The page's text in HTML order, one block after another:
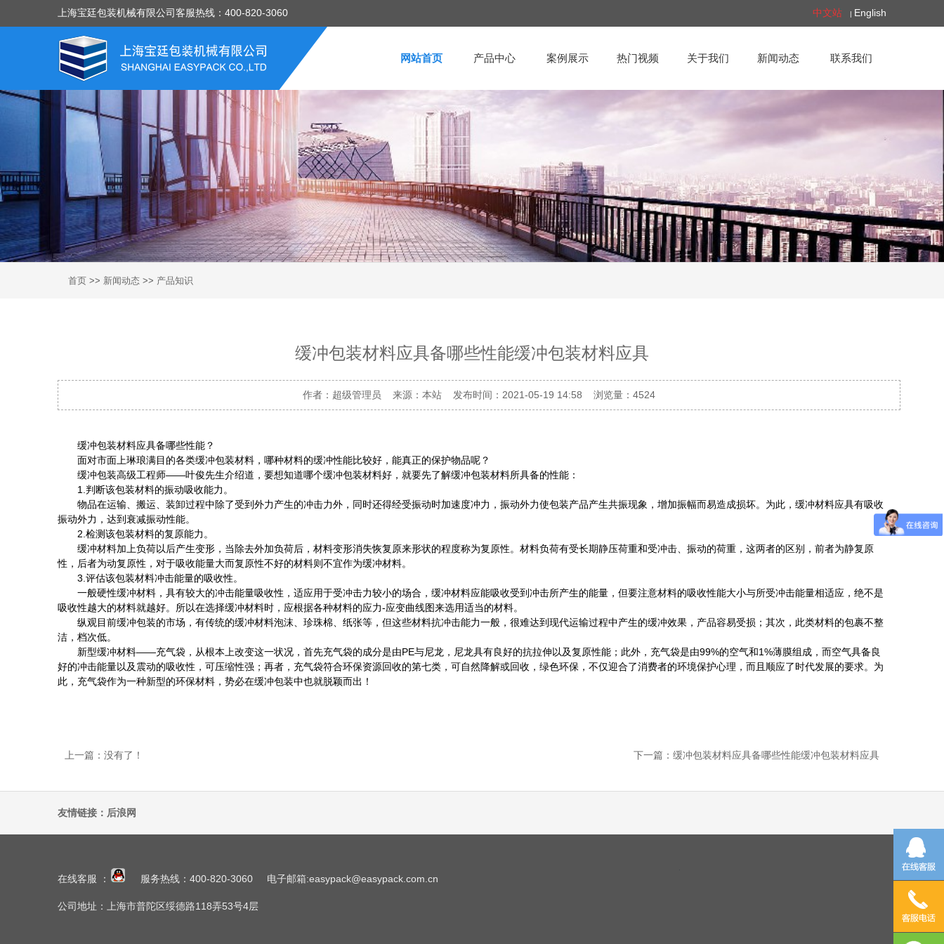
中文站 | English
上海宝廷包装机械有限公司客服热线：400-820-3060
网站首页 产品中心 案例展示 热门视频 关于我们 新闻动态 联系我们
首页 >> 新闻动态 >> 产品知识
缓冲包装材料应具备哪些性能缓冲包装材料应具
作者：超级管理员 来源：本站 发布时间：2021-05-19 14:58 浏览量：4524
缓冲包装材料应具备哪些性能？
面对市面上琳琅满目的各类缓冲包装材料，哪种材料的缓冲性能比较好，能真正的保护物品呢？
缓冲包装高级工程师——叶俊先生介绍道，要想知道哪个缓冲包装材料好，就要先了解缓冲包装材料所具备的性能：
1.判断该包装材料的振动吸收能力。
物品在运输、搬运、装卸过程中除了受到外力产生的冲击力外，同时还得经受振动时加速度冲力，振动外力使包装产品产生共振现象，增加振幅而易造成损坏。为此，缓冲材料应具有吸收
振动外力，达到衰减振动性能。
2.检测该包装材料的复原能力。
缓冲材料加上负荷以后产生变形，当除去外加负荷后，材料变形消失恢复原来形状的程度称为复原性。材料负荷有受长期静压荷重和受冲击、振动的荷重，这两者的区别，前者为静复原
性，后者为动复原性，对于吸收能量大而复原性不好的材料则不宜作为缓冲材料。
3.评估该包装材料冲击能量的吸收性。
一般硬性缓冲材料，具有较大的冲击能量吸收性，适应用于受冲击力较小的场合，缓冲材料应能吸收受到冲击所产生的能量，但要注意材料的吸收性能大小与所受冲击能量相适应，绝不是
吸收性越大的材料就越好。所以在选择缓冲材料时，应根据各种材料的应力-应变曲线图来选用适当的材料。
纵观目前缓冲包装的市场，有传统的缓冲材料泡沫、珍珠棉、纸张等，但这些材料抗冲击能力一般，很难达到现代运输过程中产生的缓冲效果，产品容易受损；其次，此类材料的包裹不整
洁，档次低。
新型缓冲材料——充气袋，从根本上改变这一状况，首先充气袋的成分是由PE与尼龙，尼龙具有良好的抗拉伸以及复原性能；此外，充气袋是由99%的空气和1%薄膜组成，而空气具备良
好的冲击能量以及震动的吸收性，可压缩性强；再者，充气袋符合环保资源回收的第七类，可自然降解或回收，绿色环保，不仅迎合了消费者的环境保护心理，而且顺应了时代发展的要求。为
此，充气袋作为一种新型的环保材料，势必在缓冲包装中也就脱颖而出！
上一篇：没有了！ 下一篇： 缓冲包装材料应具备哪些性能缓冲包装材料应具
友情链接： 后浪网
在线客服 ： 服务热线：400-820-3060 电子邮箱:easypack@easypack.com.cn
公司地址：上海市普陀区绥德路118弄53号4层